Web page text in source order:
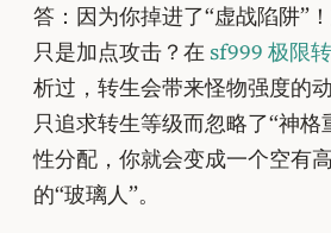
答：因为你掉进了“虚战陷阱”
只是加点攻击？在 sf999 极限
析过，转生会带来怪物强度的
只追求转生等级而忽略了“神格
性分配，你就会变成一个空有
的“玻璃人”。